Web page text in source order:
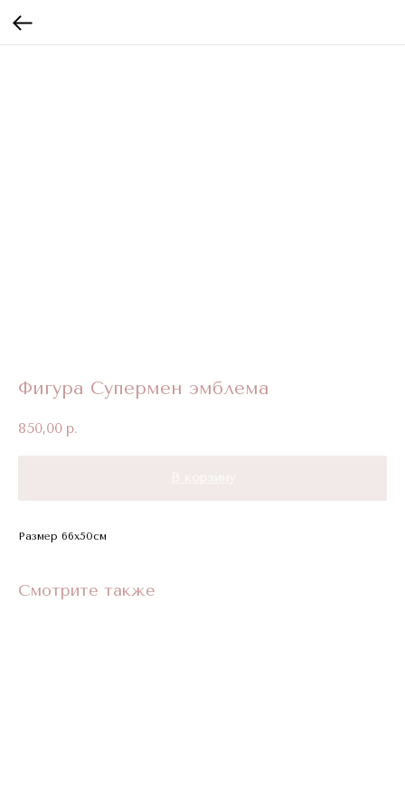
Фигура Супермен эмблема
850,00 р.
Размер 66х50см
Смотрите также